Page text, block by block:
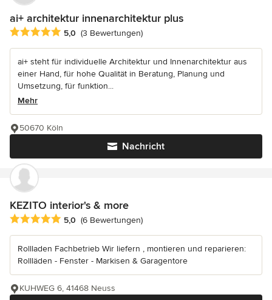
ai+ architektur innenarchitektur plus
Durchschnittliche Bewertung: 5 von 5 Sternen
5,0 (3 Bewertungen)
ai+ steht für individuelle Architektur und Innenarchitektur aus
einer Hand, für hohe Qualität in Beratung, Planung und
Umsetzung, für funktion...
Mehr
Nachricht
50670 Köln
KEZITO interior's & more
Durchschnittliche Bewertung: 5 von 5 Sternen
5,0 (6 Bewertungen)
Rollladen Fachbetrieb Wir liefern , montieren und reparieren:
Rollläden - Fenster - Markisen & Garagentore
KUHWEG 6, 41468 Neuss